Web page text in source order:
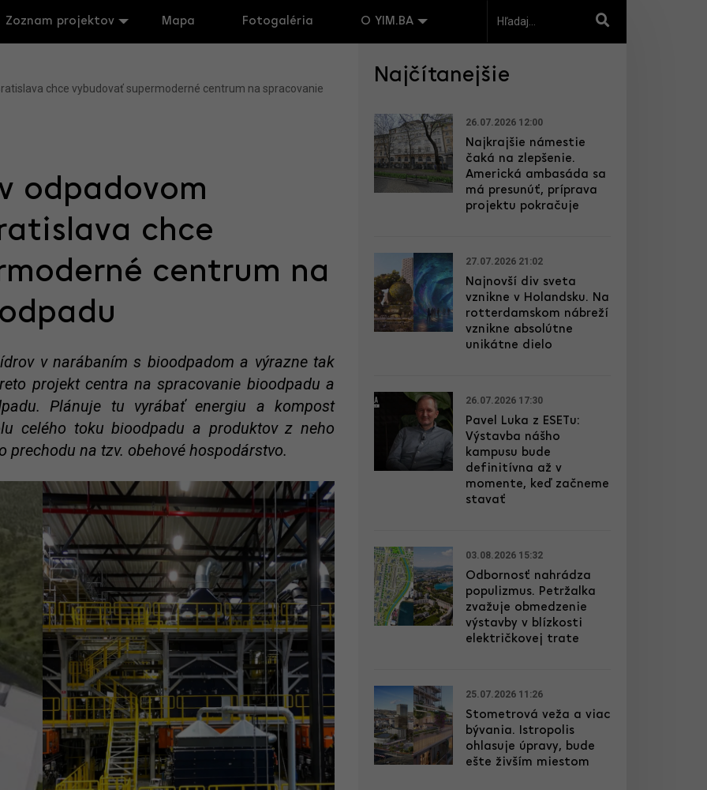
Zoznam projektov Mapa Fotogaléria O YIM.BA
chce vybudovať supermoderné centrum na spracovanie
odpadovom
chce
centrum na
v narábaním s bioodpadom a výrazne tak
projekt centra na spracovanie bioodpadu a
Plánuje tu vyrábať energiu a kompost
celého toku bioodpadu a produktov z neho
na tzv. obehové hospodárstvo.
Najčítanejšie
26.07.2026 12:00
Najkrajšie námestie
čaká na zlepšenie.
Americká ambasáda sa
má presunúť, príprava
projektu pokračuje
27.07.2026 21:02
Najnovší div sveta
vznikne v Holandsku. Na
rotterdamskom nábreží
vznikne absolútne
unikátne dielo
26.07.2026 17:30
Pavel Luka z ESETu:
Výstavba nášho
kampusu bude
definitívna až v
momente, keď začneme
stavať
03.08.2026 15:32
Odbornosť nahrádza
populizmus. Petržalka
zvažuje obmedzenie
výstavby v blízkosti
električkovej trate
25.07.2026 11:26
Stometrová veža a viac
bývania. Istropolis
ohlasuje úpravy, bude
ešte živším miestom